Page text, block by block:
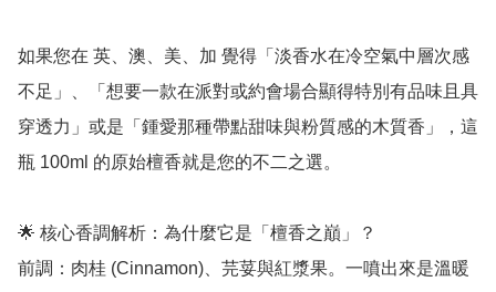
如果您在 英、澳、美、加 覺得「淡香水在冷空氣中層次感
不足」、「想要一款在派對或約會場合顯得特別有品味且具
穿透力」或是「鍾愛那種帶點甜味與粉質感的木質香」，這
瓶 100ml 的原始檀香就是您的不二之選。
🌟 核心香調解析：為什麼它是「檀香之巔」？
前調：肉桂 (Cinnamon)、芫荽與紅漿果。一噴出來是溫暖